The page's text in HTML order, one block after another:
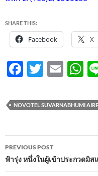
SHARE THIS:
Facebook X
F
e
b
o
o
k
T
itt
er
E
ail at
s
A
p
NOVOTEL SUVARNABHUMI
Post
navigation
PREVIOUS POST
ฟ้ารุ่ง หนึ่งในผู้เข้าประกวดมิส